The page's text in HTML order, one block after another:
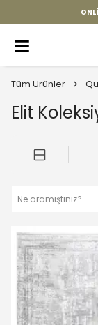
Tüm Ürünler
Elit